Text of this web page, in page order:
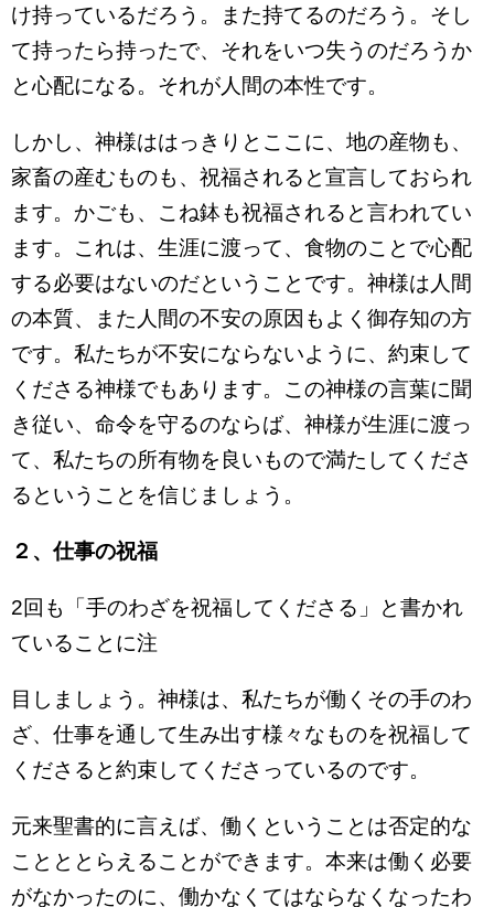
け持っているだろう。また持てるのだろう。そし
て持ったら持ったで、それをいつ失うのだろうか
と心配になる。それが人間の本性です。
しかし、神様ははっきりとここに、地の産物も、
家畜の産むものも、祝福されると宣言しておられ
ます。かごも、こね鉢も祝福されると言われてい
ます。これは、生涯に渡って、食物のことで心配
する必要はないのだということです。神様は人間
の本質、また人間の不安の原因もよく御存知の方
です。私たちが不安にならないように、約束して
くださる神様でもあります。この神様の言葉に聞
き従い、命令を守るのならば、神様が生涯に渡っ
て、私たちの所有物を良いもので満たしてくださ
るということを信じましょう。
２、仕事の祝福
2回も「手のわざを祝福してくださる」と書かれ
ていることに注
目しましょう。神様は、私たちが働くその手のわ
ざ、仕事を通して生み出す様々なものを祝福して
くださると約束してくださっているのです。
元来聖書的に言えば、働くということは否定的な
ことととらえることができます。本来は働く必要
がなかったのに、働かなくてはならなくなったわ